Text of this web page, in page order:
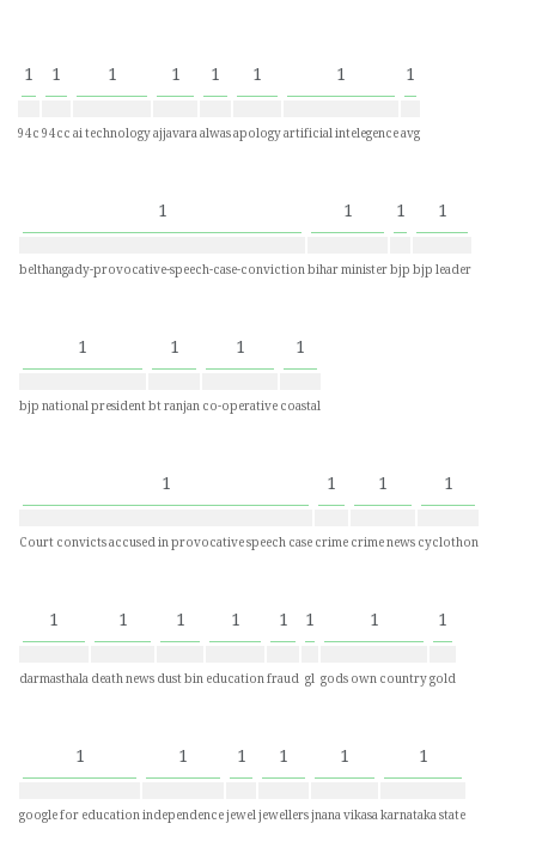
1
94c
1
94cc
1
ai technology
1
ajjavara
1
alwas
1
apology
1
artificial intelegence
1
avg
1
belthangady-provocative-speech-case-conviction
1
bihar minister
1
bjp
1
bjp leader
1
bjp national president
1
bt ranjan
1
co-operative
1
coastal
1
Court convicts accused in provocative speech case
1
crime
1
crime news
1
cyclothon
1
darmasthala
1
death news
1
dust bin
1
education
1
fraud
1
gl
1
gods own country
1
gold
1
google for education
1
independence
1
jewel
1
jewellers
1
jnana vikasa
1
karnataka state